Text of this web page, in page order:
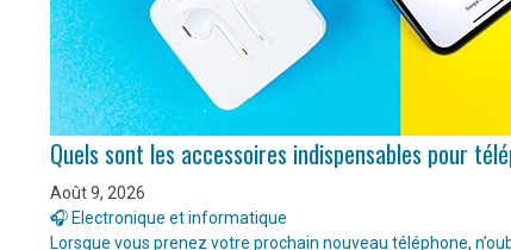
Quels sont les accessoires indispensables pour
Août 9, 2026
🎧 Electronique et informatique
Lorsque vous prenez votre prochain nouveau téléphone,